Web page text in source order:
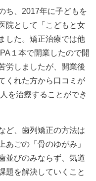
ち、2017年に子どもを
院として「こどもと女
した。矯正治療では他
１本で開業したので開
労しましたが、開業後
くれた方から口コミが
を治療することができ
ど、歯列矯正の方法は
あごの「骨のゆがみ」
並びのみならず、気道
題を解決していくこと